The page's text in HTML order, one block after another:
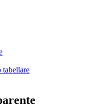
tabellare